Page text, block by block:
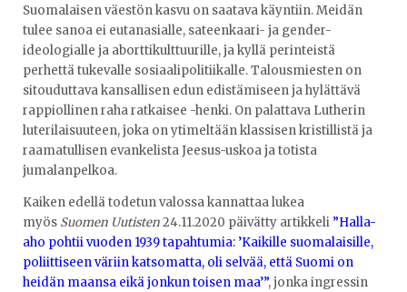
Suomalaisen väestön kasvu on saatava käyntiin. Meidän
tulee sanoa ei eutanasialle, sateenkaari- ja gender-
ideologialle ja aborttikulttuurille, ja kyllä perinteistä
perhettä tukevalle sosiaalipolitiikalle. Talousmiesten on
sitouduttava kansallisen edun edistämiseen ja hylättävä
rappiollinen raha ratkaisee -henki. On palattava Lutherin
luterilaisuuteen, joka on ytimeltään klassisen kristillistä ja
raamatullisen evankelista Jeesus-uskoa ja totista
jumalanpelkoa.
Kaiken edellä todetun valossa kannattaa lukea
myös Suomen Uutisten24.11.2020 päivätty artikkeli ”Halla-
aho pohtii vuoden 1939 tapahtumia: ’Kaikille suomalaisille,
poliittiseen väriin katsomatta, oli selvää, että Suomi on
heidän maansa eikä jonkun toisen maa’”, jonka ingressin